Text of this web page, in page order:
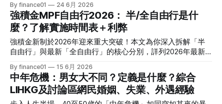
給求職者，而是透過「僱主僱員共同培訓」的模式：由勞工處
向聘用中高齡人士的僱主發放誘因（在職培訓津貼），以抵銷
初期適應與培訓的成本，從而大大提升企業聘用熟齡員工的意
HR，2026 年的最新登記方法都已全面數位化： 1. 求職者（中
高齡人士）登記流程 * 第一步： 只要您年滿 40歲或以上，可
在勞工處轄下的任何一間就業中心、
縮而被逼離開職場。但正如網絡上許多過來人所說：「失業唔
代表失敗，人生唔止得打工一條路。」本文整合最新政府補助
計劃、ERB再培訓資源及LIHKG真實心聲，幫你一步步找到出
路。 面對現實：中年失業有幾普遍？ 根據政府統計及媒體報
道，香港約有350萬中年人士（35至64歲），當中不少面臨
約達135,800人，建造業、零售業及地產等行業尤其受影響。
與此同時，有報道指出近期中年輕生個案有所上升，30至49
歲男性的輕生率升幅明顯，背後原因之一正是失業帶來的經濟
By finance01 24 6月 2026
強積金MPF自由行2026： 半/全自由行是什
麼？了解實施時間表＋利弊
強積金新制於2026年迎來重大突破！本文為你深入拆解「半
自由行」與最新「全自由行」的核心分別，詳列2026年最新
平台，真正掌控自己的退休命運！ 迎來歷史性轉折：2026強
積金自主新時代 對於香港超過 450 萬名打工仔而言，強積金
（MPF）一直是退休保障的重要支柱。然而，過去大半資金被
「鎖死」在僱主指定的受託人帳戶中，往往讓員工感到無奈。
By finance01 15 6月 2026
中年危機：男女大不同？定義是什麼？綜合
LIHKG及討論區網民婚姻、失業、外遇經驗